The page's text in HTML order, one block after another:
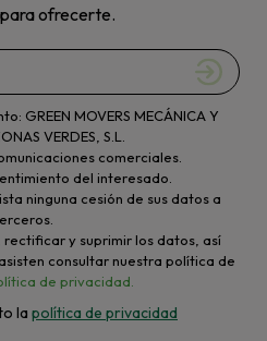
ofrecerte.
GREEN MOVERS MECÁNICA Y
VERDES, S.L.
comerciales.
del interesado.
ninguna cesión de sus datos a
y suprimir los datos, así
consultar nuestra política de
de privacidad.
la política de privacidad